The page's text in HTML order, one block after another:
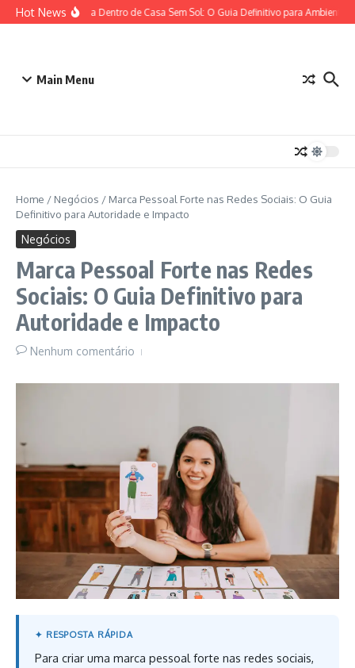
Ir para o conteúdo
Hot News
Plantas para Dentro de Casa Sem Sol: O Guia Definitivo para Ambientes
Main Menu
Home / Negócios / Marca Pessoal Forte nas Redes Sociais: O Guia
Definitivo para Autoridade e Impacto
Negócios
Marca Pessoal Forte nas Redes
Sociais: O Guia Definitivo para
Autoridade e Impacto
Nenhum comentário
Para criar uma marca pessoal forte nas redes sociais,